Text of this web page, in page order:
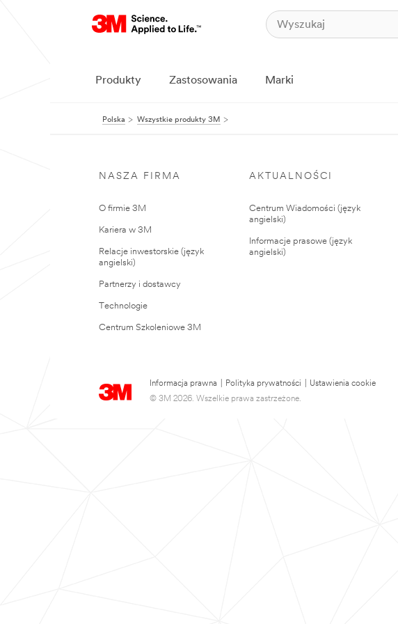
Produkty Zastosowania Marki
Polska Wszystkie produkty 3M
NASZA FIRMA
O firmie 3M
Kariera w 3M
Relacje inwestorskie (język
angielski)
Partnerzy i dostawcy
Technologie
Centrum Szkoleniowe 3M
AKTUALNOŚCI
Centrum Wiadomości (język
angielski)
Informacje prasowe (język
angielski)
Informacja prawna Polityka prywatności
Ustawienia cookie
© 3M 2026. Wszelkie prawa zastrzeżone.